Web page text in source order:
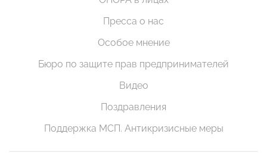
Пресса о нас
Особое мнение
Бюро по защите прав предпринимателей
Видео
Поздравления
Поддержка МСП. Антикризисные меры